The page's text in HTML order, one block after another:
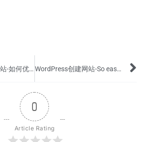
WordPress创建网站-如何优化网站图片的格式，尺寸和大小 WordPress创建网站-So easy!如何修改上传文件大小限制
0
Article Rating